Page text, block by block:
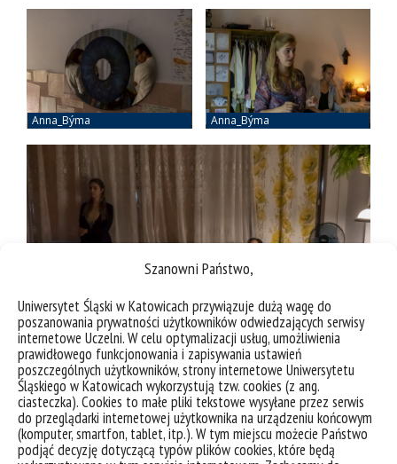
Szanowni Państwo,
Uniwersytet Śląski w Katowicach przywiązuje dużą wagę do
poszanowania prywatności użytkowników odwiedzających serwisy
internetowe Uczelni. W celu optymalizacji usług, umożliwienia
prawidłowego funkcjonowania i zapisywania ustawień
poszczególnych użytkowników, strony internetowe Uniwersytetu
Śląskiego w Katowicach wykorzystują tzw. cookies (z ang.
ciasteczka). Cookies to małe pliki tekstowe wysyłane przez serwis
do przeglądarki internetowej użytkownika na urządzeniu końcowym
(komputer, smartfon, tablet, itp.). W tym miejscu możecie Państwo
podjąć decyzję dotyczącą typów plików cookies, które będą